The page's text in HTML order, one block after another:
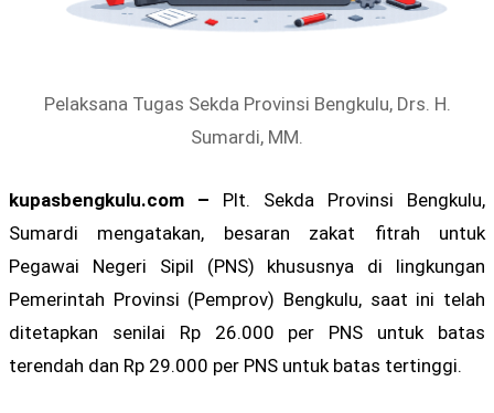
Pelaksana Tugas Sekda Provinsi Bengkulu, Drs. H.
Sumardi, MM.
kupasbengkulu.com – Plt. Sekda Provinsi Bengkulu,
Sumardi mengatakan, besaran zakat fitrah untuk
Pegawai Negeri Sipil (PNS) khususnya di lingkungan
Pemerintah Provinsi (Pemprov) Bengkulu, saat ini telah
ditetapkan senilai Rp 26.000 per PNS untuk batas
terendah dan Rp 29.000 per PNS untuk batas tertinggi.